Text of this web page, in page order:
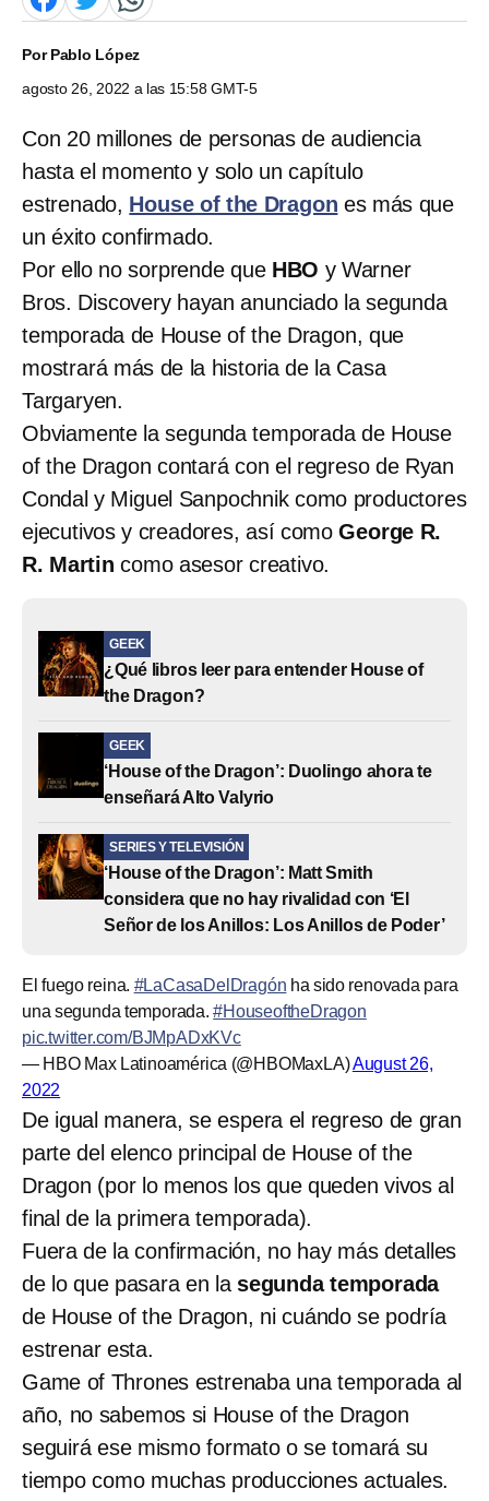
PorPablo López
agosto 26, 2022 a las 15:58 GMT-5
Con 20 millones de personas de audiencia
hasta el momento y solo un capítulo
estrenado, House of the Dragon es más que
un éxito confirmado.
Por ello no sorprende que HBO y Warner
Bros. Discovery hayan anunciado la segunda
temporada de House of the Dragon, que
mostrará más de la historia de la Casa
Targaryen.
Obviamente la segunda temporada de House
of the Dragon contará con el regreso de Ryan
Condal y Miguel Sanpochnik como productores
ejecutivos y creadores, así comoGeorge R.
R. Martin como asesor creativo.
GEEK
¿Qué libros leer para entender House of
the Dragon?
GEEK
‘House of the Dragon’: Duolingo ahora te
enseñará Alto Valyrio
SERIES Y TELEVISIÓN
‘House of the Dragon’: Matt Smith
considera que no hay rivalidad con ‘El
Señor de los Anillos: Los Anillos de Poder’
El fuego reina. #LaCasaDelDragón ha sido renovada para
una segunda temporada.#HouseoftheDragon
pic.twitter.com/BJMpADxKVc
— HBO Max Latinoamérica (@HBOMaxLA)August 26,
2022
De igual manera, se espera el regreso de gran
parte del elenco principal de House of the
Dragon (por lo menos los que queden vivos al
final de la primera temporada).
Fuera de la confirmación, no hay más detalles
de lo que pasara en la segunda temporada
de House of the Dragon, ni cuándo se podría
estrenar esta.
Game of Thrones estrenaba una temporada al
año, no sabemos si House of the Dragon
seguirá ese mismo formato o se tomará su
tiempo como muchas producciones actuales.